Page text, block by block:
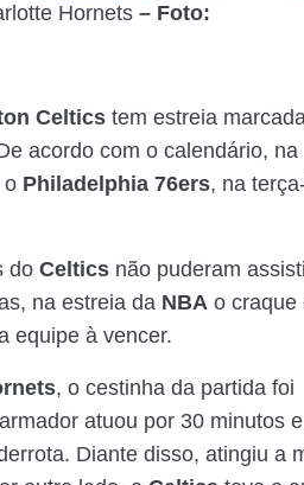
Hornets – Foto:
Celtics tem estreia
acordo com o calendário, na
o Philadelphia 76ers, na
do Celtics não puderam
na estreia da NBA o craque
equipe à vencer.
, o cestinha da partida foi
atuou por 30 minutos
Diante disso, atingiu a